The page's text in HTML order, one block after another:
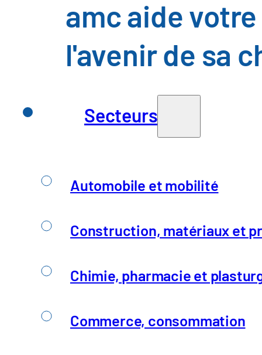
amc aide
l'avenir de sa
Secteurs
Automobile et mobilité
Construction, matériaux et
Chimie, pharmacie et
Commerce, consommation
Des articles qui